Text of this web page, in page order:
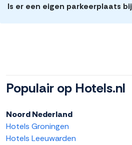
Is er een eigen parkeerplaats
Populair op Hotels.nl
Noord Nederland
Hotels Groningen
Hotels Leeuwarden